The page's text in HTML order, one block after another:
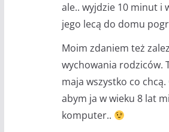
ale.. wyjdzie 10 minut i
jego lecą do domu
Moim zdaniem też
wychowania rodziców.
maja wszystko co
abym ja w wieku 8 lat
komputer..